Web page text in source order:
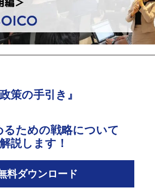
策の手引き』
るための戦略について
説します！
料ダウンロード